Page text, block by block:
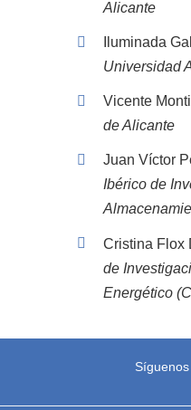
Alicante
Iluminada
Universidad
Vicente
de Alicante
Juan Víctor
Ibérico de
Cristina Flox
de
Energético